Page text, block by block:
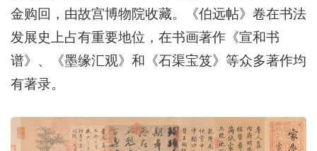
金购回，由故宫博物院收藏。《伯远帖》卷在书法
发展史上占有重要地位，在书画著作《宣和书
谱》、《墨缘汇观》和《石渠宝笈》等众多著作均
有著录。